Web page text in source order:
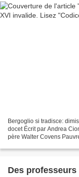
Bergoglio si tradisce:
docet Écrit par Andrea
père Walter Covens
Des